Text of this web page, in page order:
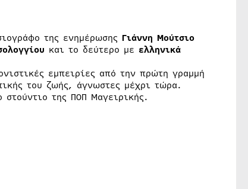
της ενημέρωσης Γιάννη Μούτσιο
και το δεύτερο με ελληνικά
εμπειρίες από την πρώτη γραμμή
του ζωής, άγνωστες μέχρι τώρα.
της ΠΟΠ Μαγειρικής.